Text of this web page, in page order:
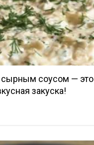
сырным соусом — это
закуска!